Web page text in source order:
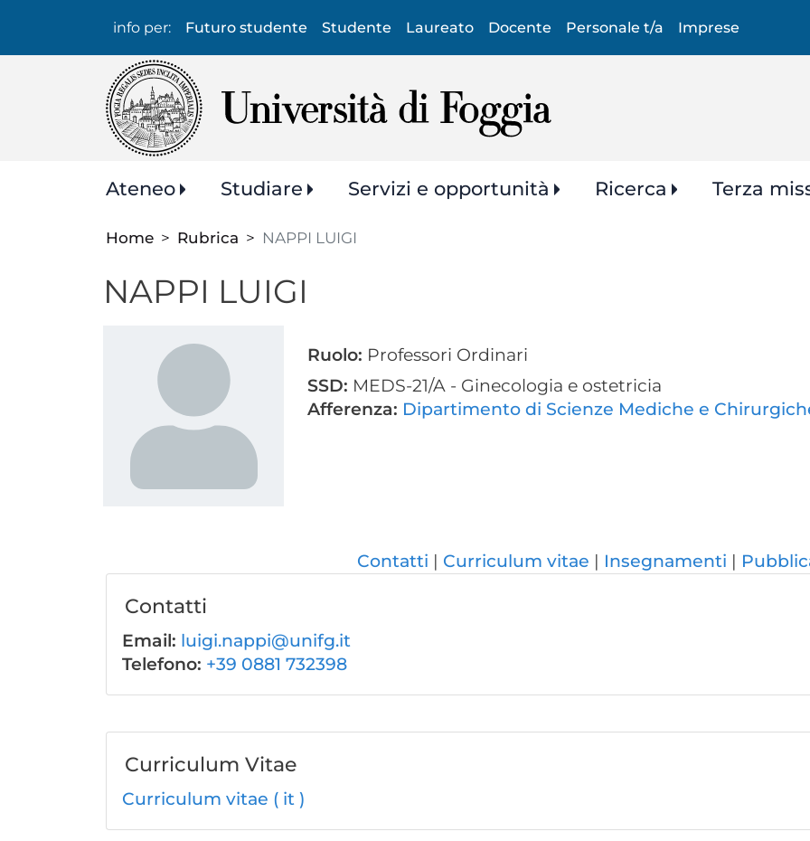
Info
per:
info per: Futuro studente Studente Laureato Docente Personale t/a Imprese
Navigazione
Ateneo Studiare Servizi e opportunità Ricerca Terza
Home Rubrica NAPPI LUIGI
NAPPI LUIGI
Ruolo: Professori Ordinari
SSD: MEDS-21/A - Ginecologia e ostetricia
Afferenza: Dipartimento di Scienze Mediche e
Contatti Curriculum vitae Insegnamenti
Contatti
Email: luigi.nappi@unifg.it
Telefono: +39 0881 732398
Curriculum Vitae
Curriculum vitae ( it )